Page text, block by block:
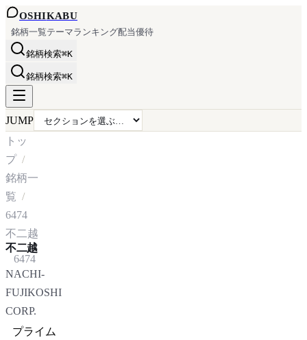
OSHIKABU
銘柄一覧テーマランキング配当優待
銘柄検索⌘K
銘柄検索⌘K
JUMP
トッ
プ
銘柄一
覧
6474
不二越
不二越
6474
NACHI-
FUJIKOSHI
CORP.
プライム